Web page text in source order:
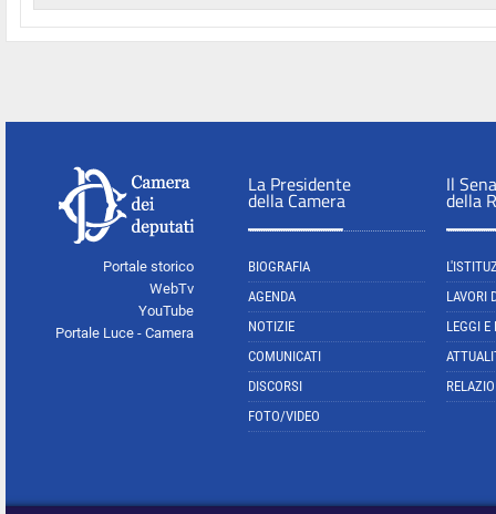
Portale storico
WebTv
YouTube
Portale Luce - Camera
La Presidente
della Camera
BIOGRAFIA
AGENDA
NOTIZIE
COMUNICATI
DISCORSI
FOTO/VIDEO
Il
della
LAVORI
LEGGI E